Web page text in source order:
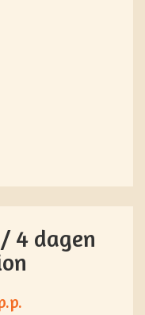
4 dagen